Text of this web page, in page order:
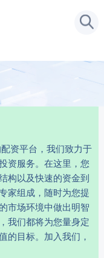
资平台，我们致力于
资服务。在这里，您
构以及快速的资金到
家组成，随时为您提
市场环境中做出明智
我们都将为您量身定
的目标。加入我们，